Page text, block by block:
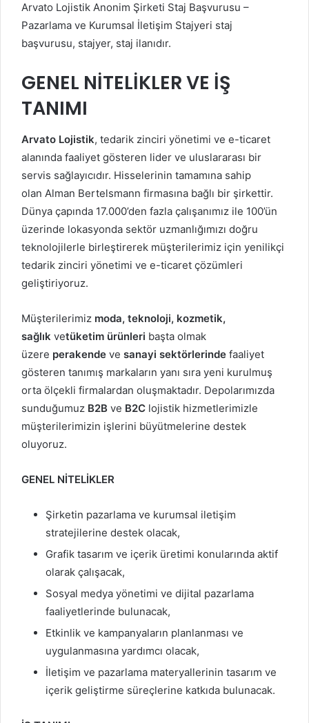
Arvato Lojistik Anonim Şirketi Staj Başvurusu –
Pazarlama ve Kurumsal İletişim Stajyeri staj
başvurusu, stajyer, staj ilanıdır.
GENEL NİTELİKLER VE İŞ
TANIMI
Arvato Lojistik, tedarik zinciri yönetimi ve e-ticaret
alanında faaliyet gösteren lider ve uluslararası bir
servis sağlayıcıdır. Hisselerinin tamamına sahip
olan Alman Bertelsmann firmasına bağlı bir şirkettir.
Dünya çapında 17.000’den fazla çalışanımız ile 100’ün
üzerinde lokasyonda sektör uzmanlığımızı doğru
teknolojilerle birleştirerek müşterilerimiz için yenilikçi
tedarik zinciri yönetimi ve e-ticaret çözümleri
geliştiriyoruz.
Müşterilerimiz moda, teknoloji, kozmetik,
sağlık vetüketim ürünleri başta olmak
üzere perakende ve sanayi sektörlerinde faaliyet
gösteren tanımış markaların yanı sıra yeni kurulmuş
orta ölçekli firmalardan oluşmaktadır. Depolarımızda
sunduğumuz B2B ve B2C lojistik hizmetlerimizle
müşterilerimizin işlerini büyütmelerine destek
oluyoruz.
GENEL NİTELİKLER
Şirketin pazarlama ve kurumsal iletişim
stratejilerine destek olacak,
Grafik tasarım ve içerik üretimi konularında aktif
olarak çalışacak,
Sosyal medya yönetimi ve dijital pazarlama
faaliyetlerinde bulunacak,
Etkinlik ve kampanyaların planlanması ve
uygulanmasına yardımcı olacak,
İletişim ve pazarlama materyallerinin tasarım ve
içerik geliştirme süreçlerine katkıda bulunacak.